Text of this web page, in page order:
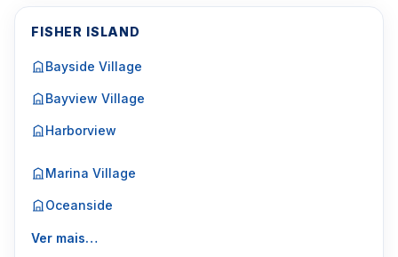
FISHER ISLAND
Bayside Village
Bayview Village
Harborview
Marina Village
Oceanside
Ver mais…